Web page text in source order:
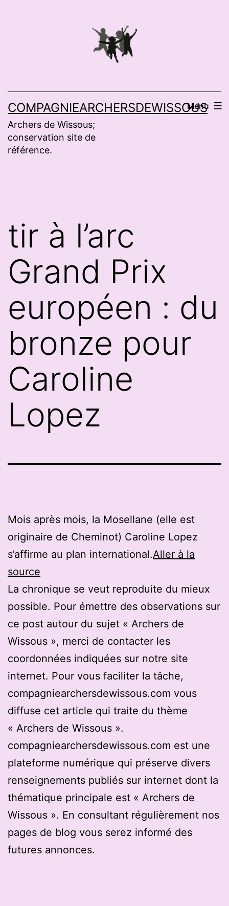
COMPAGNIEARCHERSDEWISSOUS
Archers de Wissous;
conservation site de
référence.
Menu
tir à l’arc
Grand Prix
européen : du
bronze pour
Caroline
Lopez
Mois après mois, la Mosellane (elle est
originaire de Cheminot) Caroline Lopez
s’affirme au plan international.Aller à la
source
La chronique se veut reproduite du mieux
possible. Pour émettre des observations sur
ce post autour du sujet « Archers de
Wissous », merci de contacter les
coordonnées indiquées sur notre site
internet. Pour vous faciliter la tâche,
compagniearchersdewissous.com vous
diffuse cet article qui traite du thème
« Archers de Wissous ».
compagniearchersdewissous.com est une
plateforme numérique qui préserve divers
renseignements publiés sur internet dont la
thématique principale est « Archers de
Wissous ». En consultant régulièrement nos
pages de blog vous serez informé des
futures annonces.